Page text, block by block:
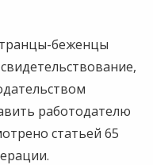
беженцы
работодателю
статьей 65